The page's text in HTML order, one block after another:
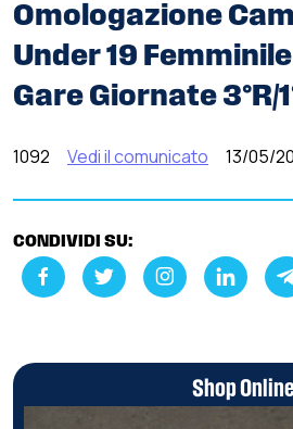
Omologazione
Under 19 Femminile
Gare Giornate 3°R/
1092 Vedi il comunicato 13/05/
CONDIVIDI SU:
Shop Online